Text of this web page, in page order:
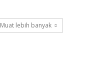
Muat lebih banyak